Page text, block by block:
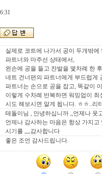
실제로 코트에 나가서 공이 두개밖에
파트너와 마주선 상태에서,
왼손에 공을 들고 잔발을 몇차례 한
네트 건너편의 파트너에게 부드럽게
파트너는 손으로 공을 잡고, 똑같이
이렇게 수차례 반복하면 워밍업이 최
시도 해보시면 알게 됩니다. ㅎㅎ..리
테돌이님 , 안녕하십니까 ,,언제나 웃
언제나 감사하는 마음은 항상 가지고
시기를 ,,,,감사합니다
좋은 조언 감사드립니다.